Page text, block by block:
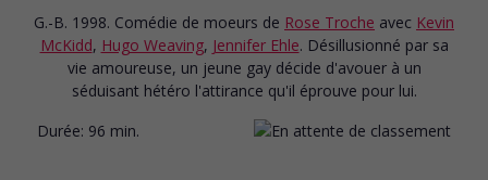
G.-B. 1998. Comédie de moeurs de Rose Troche avec Kevin
McKidd, Hugo Weaving, Jennifer Ehle. Désillusionné par sa
vie amoureuse, un jeune gay décide d'avouer à un
séduisant hétéro l'attirance qu'il éprouve pour lui.
Durée: 96 min.